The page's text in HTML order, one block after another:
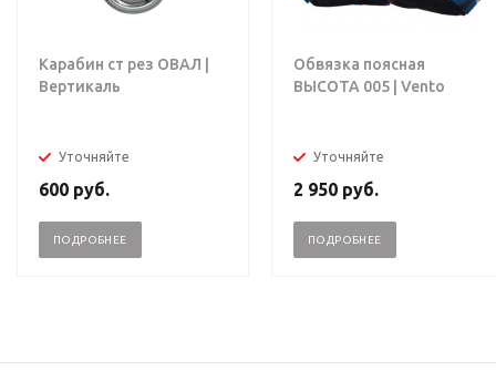
Карабин ст рез ОВАЛ |
Вертикаль
Уточняйте
600 руб.
ПОДРОБНЕЕ
Обвязка поясная
ВЫСОТА 005 | Vento
Уточняйте
2 950 руб.
ПОДРОБНЕЕ